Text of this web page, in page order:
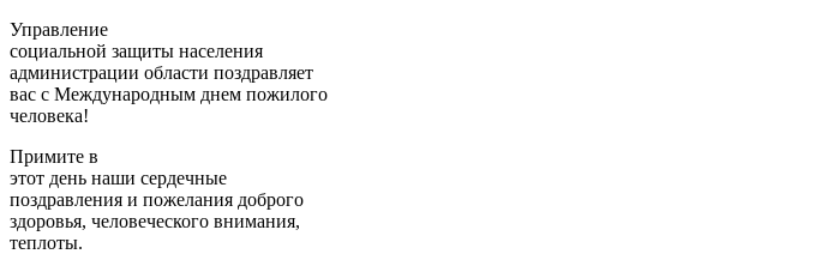
Управление
социальной защиты населения
администрации области поздравляет
вас с Международным днем пожилого
человека!
Примите в
этот день наши сердечные
поздравления и пожелания доброго
здоровья, человеческого внимания,
теплоты.